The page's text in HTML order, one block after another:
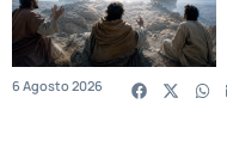
6 Agosto 2026